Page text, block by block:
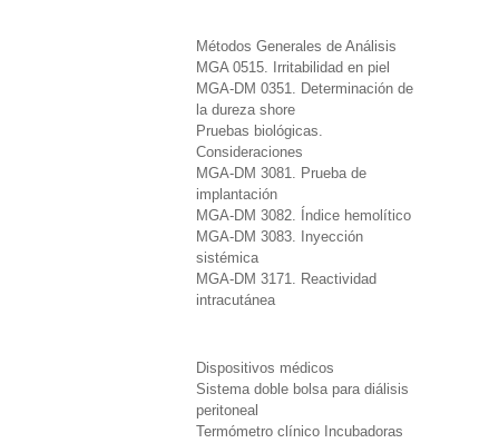
Métodos Generales de Análisis
MGA 0515. Irritabilidad en piel
MGA-DM 0351. Determinación de
la dureza shore
Pruebas biológicas.
Consideraciones
MGA-DM 3081. Prueba de
implantación
MGA-DM 3082. Índice hemolítico
MGA-DM 3083. Inyección
sistémica
MGA-DM 3171. Reactividad
intracutánea
Dispositivos médicos
Sistema doble bolsa para diálisis
peritoneal
Termómetro clínico Incubadoras